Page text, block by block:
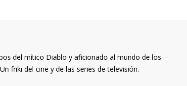
del mítico Diablo y aficionado al mundo de los
friki del cine y de las series de televisión.